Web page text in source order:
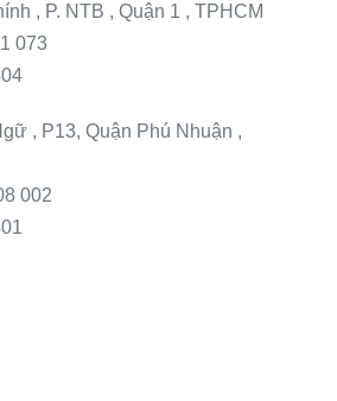
, P. NTB , Quận 1 , TPHCM
073
, P13, Quận Phú Nhuận ,
002